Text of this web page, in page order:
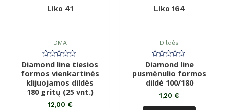
Liko 41
DMA
Įvertinimas:
0
iš
5
Diamond line tiesios
formos vienkartinės
klijuojamos dildės
180 gritų (25 vnt.)
12,00 €
Liko 164
Dildės
Įvertinimas:
0
iš
5
Diamond line
pusmėnulio formos
dildė 100/180
1,20 €